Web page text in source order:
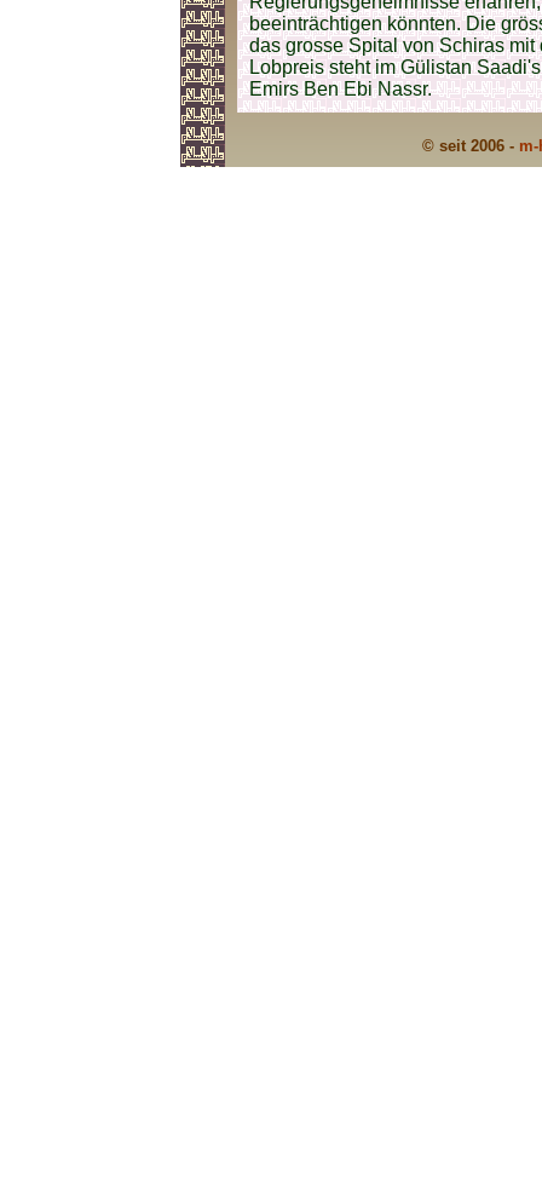
beeinträchtigen könnten. Die
das grosse Spital von Schiras
Lobpreis steht im Gülistan
Emirs Ben Ebi Nassr.
© seit 2006 -